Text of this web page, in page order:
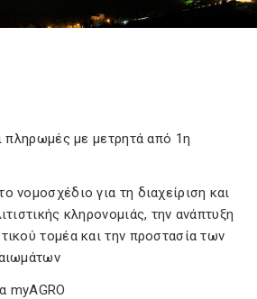
πληρωμές με μετρητά από 1η
νομοσχέδιο για τη διαχείριση και
κληρονομιάς, την ανάπτυξη
τομέα και την προστασία των
myAGRO